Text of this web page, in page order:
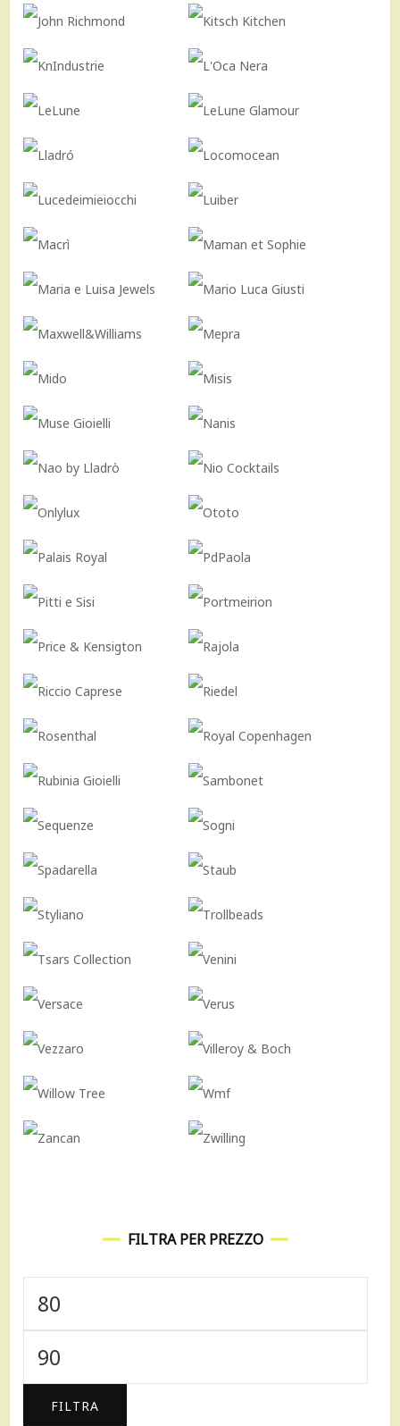
FILTRA PER PREZZO
Prezzo
Min
Prezzo
FILTRA